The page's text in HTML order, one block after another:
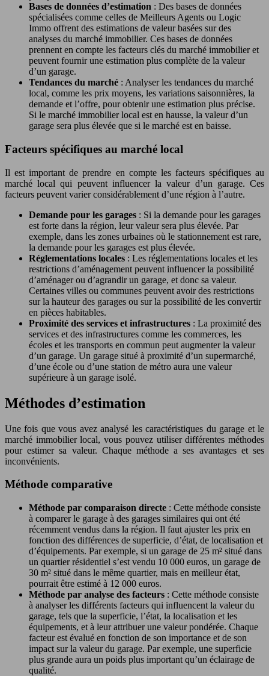
Bases de données d’estimation : Des bases de données
spécialisées comme celles de Meilleurs Agents ou Logic
Immo offrent des estimations de valeur basées sur des
analyses du marché immobilier. Ces bases de données
prennent en compte les facteurs clés du marché immobilier et
peuvent fournir une estimation plus complète de la valeur
d’un garage.
Tendances du marché : Analyser les tendances du marché
local, comme les prix moyens, les variations saisonnières, la
demande et l’offre, pour obtenir une estimation plus précise.
Si le marché immobilier local est en hausse, la valeur d’un
garage sera plus élevée que si le marché est en baisse.
Facteurs spécifiques au marché local
Il est important de prendre en compte les facteurs spécifiques au
marché local qui peuvent influencer la valeur d’un garage. Ces
facteurs peuvent varier considérablement d’une région à l’autre.
Demande pour les garages : Si la demande pour les garages
est forte dans la région, leur valeur sera plus élevée. Par
exemple, dans les zones urbaines où le stationnement est rare,
la demande pour les garages est plus élevée.
Réglementations locales : Les réglementations locales et les
restrictions d’aménagement peuvent influencer la possibilité
d’aménager ou d’agrandir un garage, et donc sa valeur.
Certaines villes ou communes peuvent avoir des restrictions
sur la hauteur des garages ou sur la possibilité de les convertir
en pièces habitables.
Proximité des services et infrastructures : La proximité des
services et des infrastructures comme les commerces, les
écoles et les transports en commun peut augmenter la valeur
d’un garage. Un garage situé à proximité d’un supermarché,
d’une école ou d’une station de métro aura une valeur
supérieure à un garage isolé.
Méthodes d’estimation
Une fois que vous avez analysé les caractéristiques du garage et le
marché immobilier local, vous pouvez utiliser différentes méthodes
pour estimer sa valeur. Chaque méthode a ses avantages et ses
inconvénients.
Méthode comparative
Méthode par comparaison directe : Cette méthode consiste
à comparer le garage à des garages similaires qui ont été
récemment vendus dans la région. Il faut ajuster les prix en
fonction des différences de superficie, d’état, de localisation et
d’équipements. Par exemple, si un garage de 25 m² situé dans
un quartier résidentiel s’est vendu 10 000 euros, un garage de
30 m² situé dans le même quartier, mais en meilleur état,
pourrait être estimé à 12 000 euros.
Méthode par analyse des facteurs : Cette méthode consiste
à analyser les différents facteurs qui influencent la valeur du
garage, tels que la superficie, l’état, la localisation et les
équipements, et à leur attribuer une valeur pondérée. Chaque
facteur est évalué en fonction de son importance et de son
impact sur la valeur du garage. Par exemple, une superficie
plus grande aura un poids plus important qu’un éclairage de
qualité.